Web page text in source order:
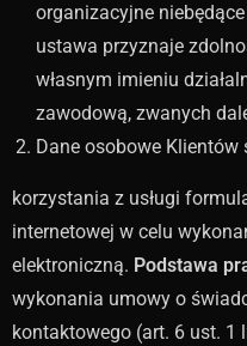
organizacyjne
ustawa przyznaje
własnym imieniu
zawodową, zwanych
Dane osobowe Klientów
korzystania z usługi
internetowej w celu
elektroniczną. Podstawa
wykonania umowy o
kontaktowego (art. 6 ust. 1